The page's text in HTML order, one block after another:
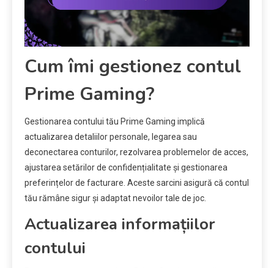
Cum îmi gestionez contul
Prime Gaming?
Gestionarea contului tău Prime Gaming implică
actualizarea detaliilor personale, legarea sau
deconectarea conturilor, rezolvarea problemelor de acces,
ajustarea setărilor de confidențialitate și gestionarea
preferințelor de facturare. Aceste sarcini asigură că contul
tău rămâne sigur și adaptat nevoilor tale de joc.
Actualizarea informațiilor
contului